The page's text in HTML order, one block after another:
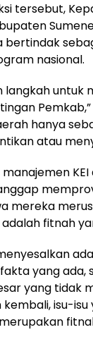
tersebut,
bertindak
nasional.
langkah untuk
Pemkab,”
hanya
atau
mereka
fitnah
yang ada,
yang tidak
isu-